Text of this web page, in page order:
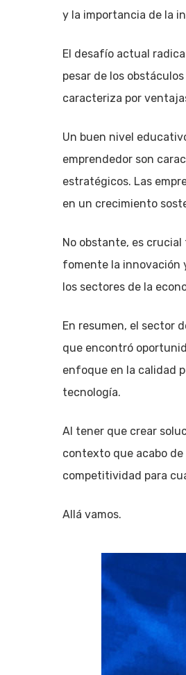
y la importancia de la
El desafío actual
pesar de los
caracteriza por
Un buen nivel
emprendedor son
estratégicos. Las
en un crecimiento
No obstante, es
fomente la innovación
los sectores de la
En resumen, el sector
que encontró
enfoque en la calidad
tecnología.
Al tener que crear
contexto que acabo
competitividad para
Allá vamos.